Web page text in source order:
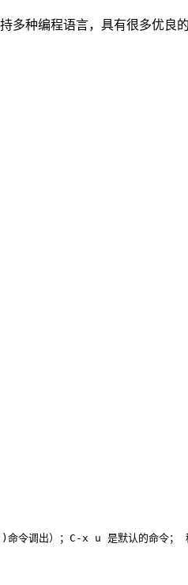
种编程语言，具有很多优良
命令调出）；C-x u 是默认的命令；